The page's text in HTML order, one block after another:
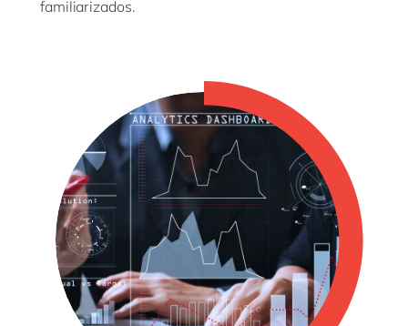
familiarizados.